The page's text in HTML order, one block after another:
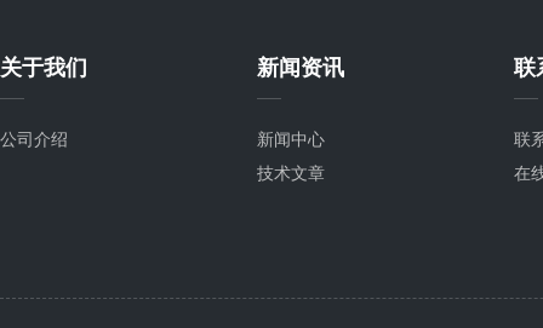
关于我们
公司介绍
新闻资讯
新闻中心
技术文章
联
联
在